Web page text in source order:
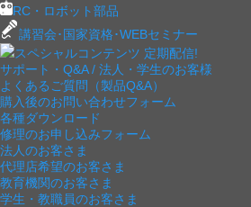
RC・ロボット部品
講習会･国家資格･WEBセミナー
スペシャルコンテンツ 定期配信!
サポート・Q&A / 法人・学生のお客様
よくあるご質問（製品Q&A）
購入後のお問い合わせフォーム
各種ダウンロード
修理のお申し込みフォーム
法人のお客さま
代理店希望のお客さま
教育機関のお客さま
学生・教職員のお客さま